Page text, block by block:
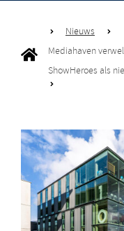
Nieuws
Mediahaven
ShowHeroes als